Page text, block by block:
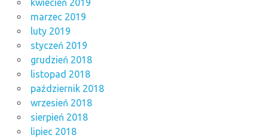
kwiecień 2019
marzec 2019
luty 2019
styczeń 2019
grudzień 2018
listopad 2018
październik 2018
wrzesień 2018
sierpień 2018
lipiec 2018